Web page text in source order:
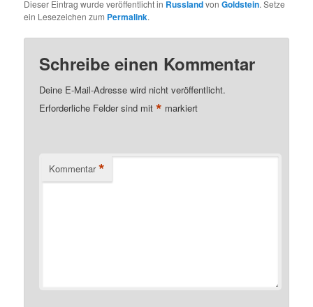
Dieser Eintrag wurde veröffentlicht in RusslandvonGoldstein. Setze
ein Lesezeichen zum Permalink.
Schreibe einen Kommentar
Deine E-Mail-Adresse wird nicht veröffentlicht.
Erforderliche Felder sind mit* markiert
Kommentar *